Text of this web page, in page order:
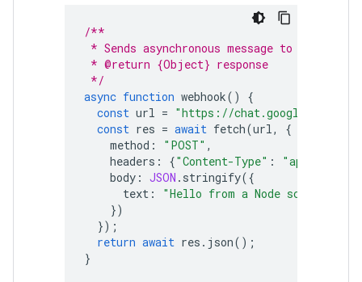
/**
* Sends asynchronous message to Google
* @return {Object} response
*/
async function webhook()
{
const url = "https://chat.googleapis.com/
const res = await fetch(url,
{
method : "POST" ,
headers : {"Content-Type" :
body : JSON . stringify({
text :
"Hello from a Node script!"
})
});
return await res . json();
}